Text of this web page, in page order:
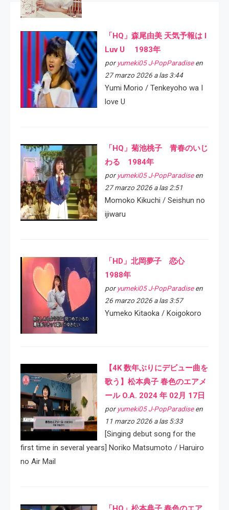
「HQ」森尾由美 天気予報は I
Luv U 1983年
por yumeki05 J-PopParadiseen
27 marzo 2026 a las 3:44
Yumi Morio / Tenkeyoho wa I
love U
「HQ」菊池桃子 青春のいじ
わる 1984年
por yumeki05 J-PopParadiseen
27 marzo 2026 a las 2:51
Momoko Kikuchi / Seishun no
ijiwaru
「HD」北岡夢子 恋心
1988年
por yumeki05 J-PopParadiseen
26 marzo 2026 a las 3:57
Yumeko Kitaoka / Koigokoro
【4K 数年ぶりにデビュー曲を
歌う】松本典子 春色のエアメ
ール O.A. 2024 年 02月 17日
por yumeki05 J-PopParadiseen
11 marzo 2026 a las 5:33
[Singing debut song for the
first time in several years] Noriko Matsumoto / Haruiro
no Air Mail